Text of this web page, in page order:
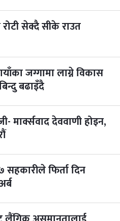
सेक्दै सीके राउत
जग्गामा लाग्ने विकास
बढाइँदै
मार्क्सवाद देववाणी होइन,
सहकारीले फिर्ता दिन